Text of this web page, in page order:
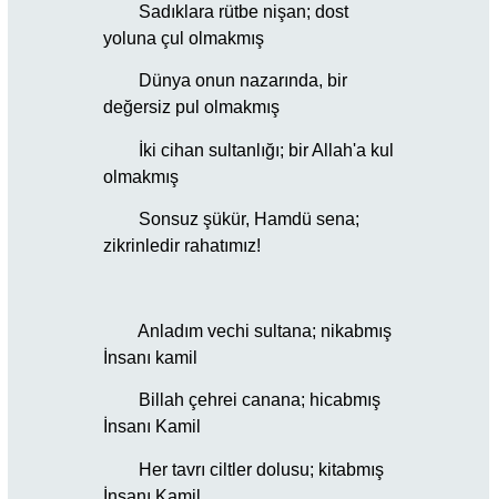
Sadıklara rütbe nişan; dost
yoluna çul olmakmış
Dünya onun nazarında, bir
değersiz pul olmakmış
İki cihan sultanlığı; bir Allah'a kul
olmakmış
Sonsuz şükür, Hamdü sena;
zikrinledir rahatımız!
Anladım vechi sultana; nikabmış
İnsanı kamil
Billah çehrei canana; hicabmış
İnsanı Kamil
Her tavrı ciltler dolusu; kitabmış